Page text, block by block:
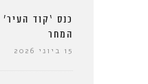
המחר
15 ביוני 2026